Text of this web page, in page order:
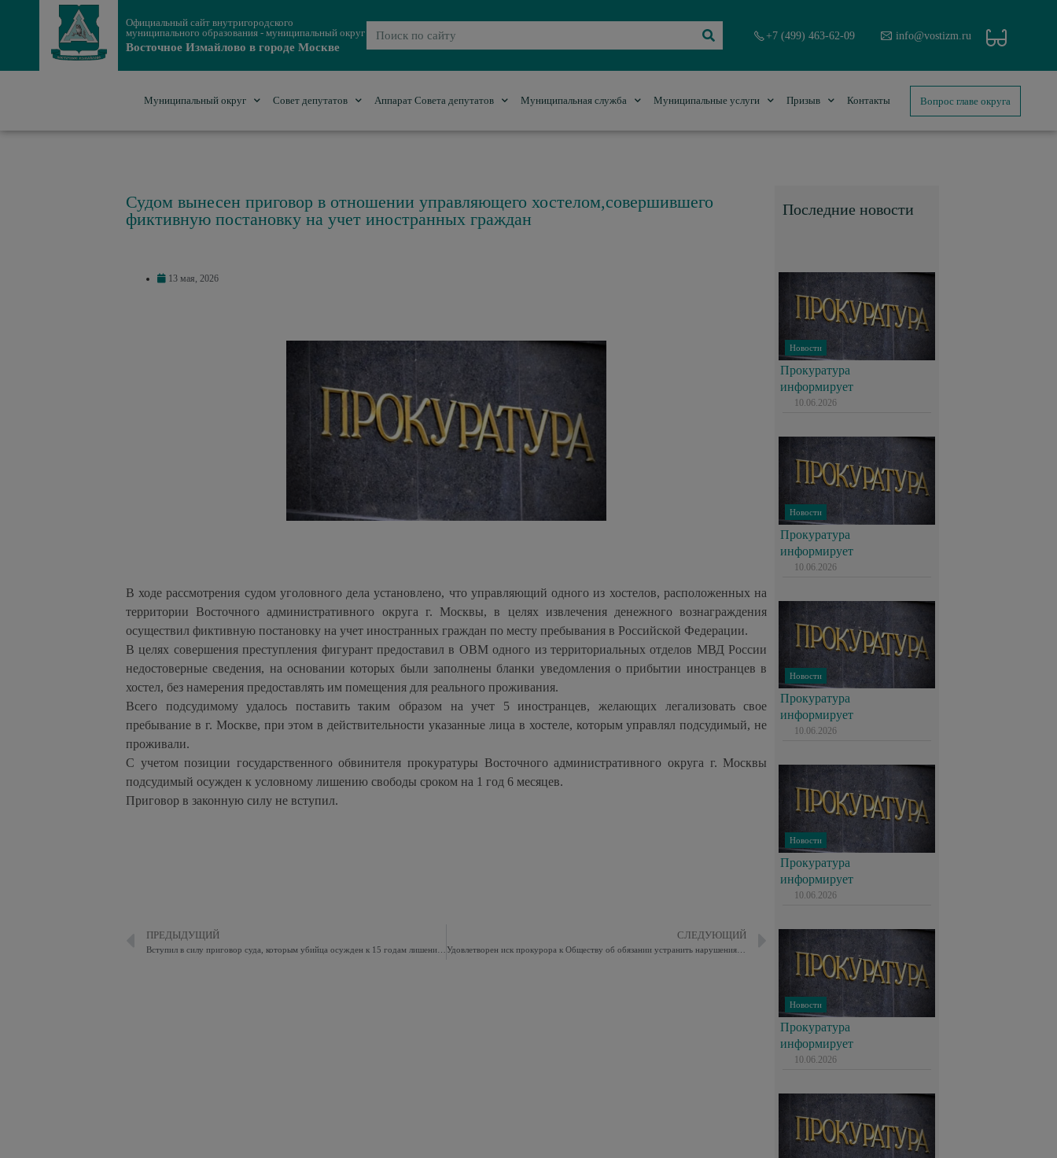
Официальный сайт внутригородского
муниципального образования - муниципальный округ
Восточное Измайлово в городе Москве
+7 (499) 463-62-09 info@vostizm.ru
Муниципальный округ Совет депутатов Аппарат Совета депутатов Муниципальная служба Муниципальные услуги Призыв Контакты Вопрос главе округа
Судом вынесен приговор в отношении управляющего хостелом,совершившего
фиктивную постановку на учет иностранных граждан
13 мая, 2026
В ходе рассмотрения судом уголовного дела установлено, что управляющий одного из хостелов, расположенных на
территории Восточного административного округа г. Москвы, в целях извлечения денежного вознаграждения
осуществил фиктивную постановку на учет иностранных граждан по месту пребывания в Российской Федерации.
В целях совершения преступления фигурант предоставил в ОВМ одного из территориальных отделов МВД России
недостоверные сведения, на основании которых были заполнены бланки уведомления о прибытии иностранцев в
хостел, без намерения предоставлять им помещения для реального проживания.
Всего подсудимому удалось поставить таким образом на учет 5 иностранцев, желающих легализовать свое
пребывание в г. Москве, при этом в действительности указанные лица в хостеле, которым управлял подсудимый, не
проживали.
С учетом позиции государственного обвинителя прокуратуры Восточного административного округа г. Москвы
подсудимый осужден к условному лишению свободы сроком на 1 год 6 месяцев.
Приговор в законную силу не вступил.
ПРЕДЫДУЩИЙ СЛЕДУЮЩИЙ
Последние новости
Новости
Прокуратура
информирует
10.06.2026
Новости
Прокуратура
информирует
10.06.2026
Новости
Прокуратура
информирует
10.06.2026
Новости
Прокуратура
информирует
10.06.2026
Новости
Прокуратура
информирует
10.06.2026